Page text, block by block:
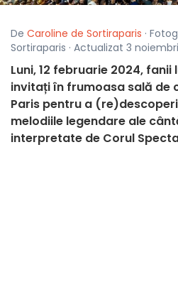
De Caroline de Sortiraparis ·
Sortiraparis · Actualizat 3
Luni, 12 februarie 2024, fanii
invitați în frumoasa sală de
Paris pentru a
melodiile legendare ale
interpretate de Corul